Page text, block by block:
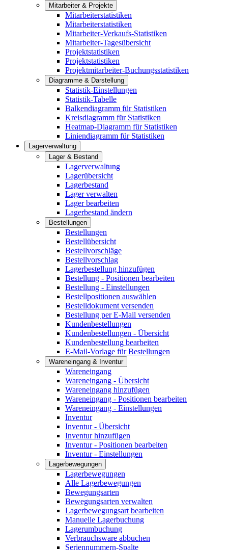
Mitarbeiter & Projekte
Mitarbeiterstatistiken
Mitarbeiterstatistiken
Mitarbeiter-Verkaufs-Statistiken
Mitarbeiter-Tagesübersicht
Projektstatistiken
Projektstatistiken
Projektmitarbeiter-Buchungsstatistiken
Diagramme & Darstellung
Statistik-Einstellungen
Statistik-Tabelle
Balkendiagramm für Statistiken
Kreisdiagramm für Statistiken
Heatmap-Diagramm für Statistiken
Liniendiagramm für Statistiken
Lagerverwaltung
Lager & Bestand
Lagerverwaltung
Lagerübersicht
Lagerbestand
Lager verwalten
Lager bearbeiten
Lagerbestand ändern
Bestellungen
Bestellungen
Bestellübersicht
Bestellvorschläge
Bestellvorschlag
Lagerbestellung hinzufügen
Bestellung - Positionen bearbeiten
Bestellung - Einstellungen
Bestellpositionen auswählen
Bestelldokument versenden
Bestellung per E-Mail versenden
Kundenbestellungen
Kundenbestellungen - Übersicht
Kundenbestellung bearbeiten
E-Mail-Vorlage für Bestellungen
Wareneingang & Inventur
Wareneingang
Wareneingang - Übersicht
Wareneingang hinzufügen
Wareneingang - Positionen bearbeiten
Wareneingang - Einstellungen
Inventur
Inventur - Übersicht
Inventur hinzufügen
Inventur - Positionen bearbeiten
Inventur - Einstellungen
Lagerbewegungen
Lagerbewegungen
Alle Lagerbewegungen
Bewegungsarten
Bewegungsarten verwalten
Lagerbewegungsart bearbeiten
Manuelle Lagerbuchung
Lagerumbuchung
Verbrauchsware abbuchen
Seriennummern-Spalte